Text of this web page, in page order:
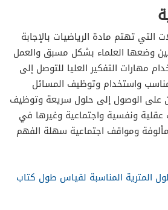
تهتم مادة الرياضيات بالإجابة
وضعها العلماء بشكل مسبق والعمل
مهارات التفكير العليا للتوصل إلى
واستخدام وتوظيف المسائل
على الوصول إلى حلول سريعة وتوظيف
ونفسية واجتماعية وغيرها في
ومواقف اجتماعية سهلة الفهم
المترية المناسبة لقياس طول كتاب